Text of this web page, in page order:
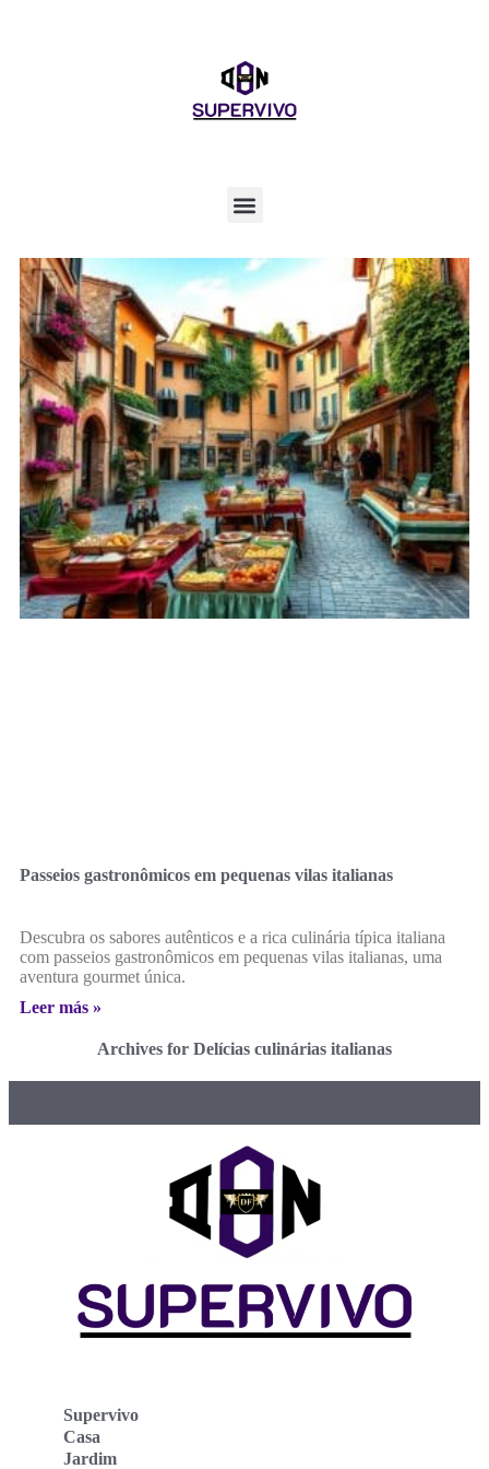
Passeios gastronômicos em pequenas vilas italianas
Descubra os sabores autênticos e a rica culinária típica italiana
com passeios gastronômicos em pequenas vilas italianas, uma
aventura gourmet única.
Leer más »
Archives for Delícias culinárias italianas
Supervivo
Casa
Jardim